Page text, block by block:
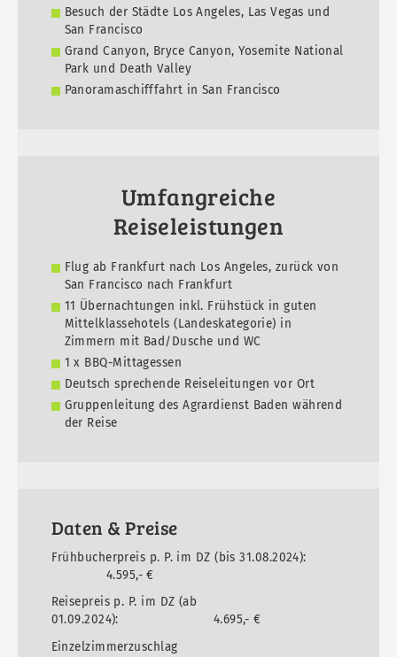
Besuch der Städte Los Angeles, Las Vegas und
San Francisco
Grand Canyon, Bryce Canyon, Yosemite National
Park und Death Valley
Panoramaschifffahrt in San Francisco
Umfangreiche
Reiseleistungen
Flug ab Frankfurt nach Los Angeles, zurück von
San Francisco nach Frankfurt
11 Übernachtungen inkl. Frühstück in guten
Mittelklassehotels (Landeskategorie) in
Zimmern mit Bad/Dusche und WC
1 x BBQ-Mittagessen
Deutsch sprechende Reiseleitungen vor Ort
Gruppenleitung des Agrardienst Baden während
der Reise
Daten & Preise
Frühbucherpreis p. P. im DZ (bis 31.08.2024):
4.595,- €
Reisepreis p. P. im DZ (ab
01.09.2024): 4.695,- €
Einzelzimmerzuschlag